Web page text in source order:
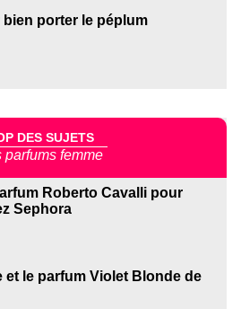
porter le péplum
DES SUJETS
parfums femme
Roberto Cavalli pour
Sephora
et le parfum Violet Blonde de